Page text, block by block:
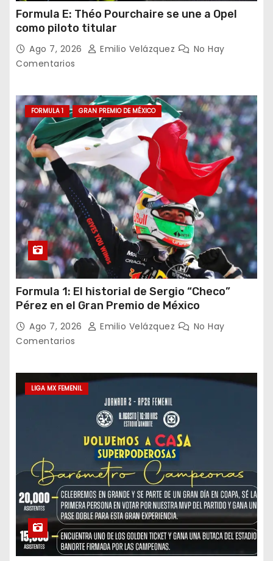
Formula E: Théo Pourchaire se une a Opel
como piloto titular
Ago 7, 2026 Emilio Velázquez
No Hay
Comentarios
FORMULA 1 GRAN PREMIO DE MÉXICO
Formula 1: El historial de Sergio “Checo”
Pérez en el Gran Premio de México
Ago 7, 2026 Emilio Velázquez
No Hay
Comentarios
LIGA MX FEMENIL